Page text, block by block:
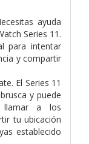
ayuda
Series 11.
para intentar
y compartir
El Series 11
y puede
llamar a los
tu ubicación
establecido